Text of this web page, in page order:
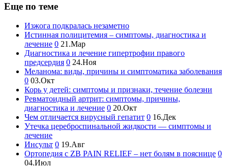
Еще по теме
Изжога подкралась незаметно
Истинная полицитемия – симптомы, диагностика и
лечение 0 21.Мар
Диагностика и лечение гипертрофии правого
предсердия 0 24.Ноя
Меланома: виды, причины и симптоматика заболевания
0 03.Окт
Корь у детей: симптомы и признаки, течение болезни
Ревматоидный артрит: симптомы, причины,
диагностика и лечение 0 20.Окт
Чем отличается вирусный гепатит 0 16.Дек
Утечка цереброспинальной жидкости — симптомы и
лечение
Инсульт 0 19.Авг
Ортопедия с ZB PAIN RELIEF – нет болям в пояснице 0
04.Июл